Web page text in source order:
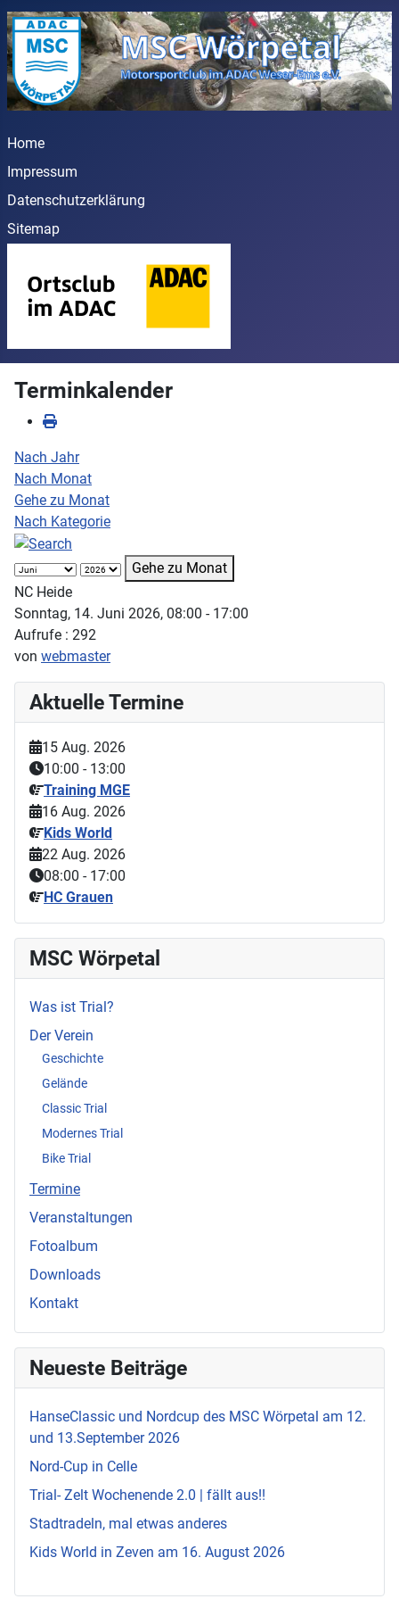
Home
Impressum
Datenschutzerklärung
Sitemap
Terminkalender
Nach Jahr
Nach Monat
Gehe zu Monat
Nach Kategorie
Gehe zu Monat
NC Heide
Sonntag, 14. Juni 2026, 08:00 - 17:00
Aufrufe : 292
von webmaster
Aktuelle Termine
15 Aug. 2026
10:00 - 13:00
Training MGE
16 Aug. 2026
Kids World
22 Aug. 2026
08:00 - 17:00
HC Grauen
MSC Wörpetal
Was ist Trial?
Der Verein
Geschichte
Gelände
Classic Trial
Modernes Trial
Bike Trial
Termine
Veranstaltungen
Fotoalbum
Downloads
Kontakt
Neueste Beiträge
HanseClassic und Nordcup des MSC Wörpetal am 12.
und 13.September 2026
Nord-Cup in Celle
Trial- Zelt Wochenende 2.0 | fällt aus!!
Stadtradeln, mal etwas anderes
Kids World in Zeven am 16. August 2026